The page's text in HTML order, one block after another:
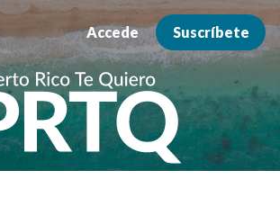
Accede Suscríbete